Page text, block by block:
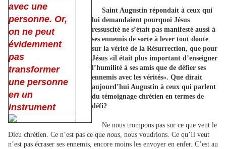
avec une
personne. Or,
on ne peut
évidemment
pas
transformer
une personne
en un
instrument
Saint Augustin répondait à ceux qui
lui demandaient pourquoi Jésus
ressuscité ne s’était pas manifesté aussi à
ses ennemis de sorte à lever tout doute
sur la vérité de la Résurrection, que pour
Jésus «il était plus important d’enseigner
l’humilité à ses amis que de défier ses
ennemis avec les vérités». Que dirait
aujourd’hui Augustin à ceux qui parlent
du témoignage chrétien en termes de
défi?
Ne nous trompons pas sur ce que veut le
Dieu chrétien. Ce n’est pas ce que nous, nous voudrions. Ce qu’Il veut
n’est pas écraser ses ennemis, encore moins les envoyer en enfer. C’est au